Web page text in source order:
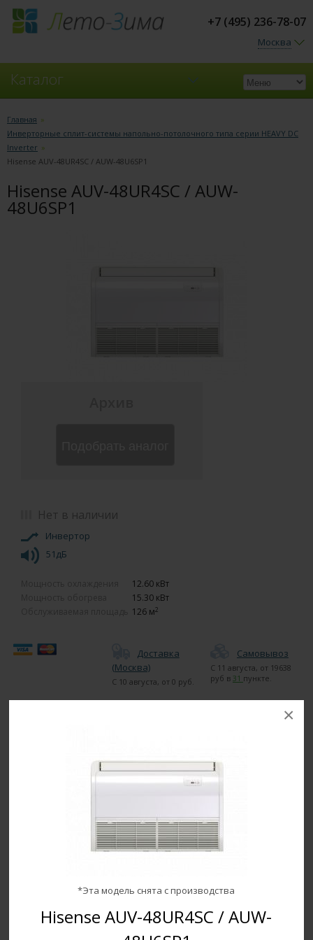
*Эта модель снята с производства
Hisense AUV-48UR4SC / AUW-
×
+7 (495) 236-78-07
Москва
Каталог
Кондиционеры
Вентиляция
Главная »
Инверторные сплит-системы напольно-потолочного типа серии HEAVY DC
Inverter »
Hisense AUV-48UR4SC / AUW-48U6SP1
Hisense AUV-48UR4SC / AUW-
48U6SP1
Нет в наличии
Инвертор
51дБ
12.60 кВт
15.30 кВт
126 м2
Доставка
(Москва)
С 10 августа, от 0 руб.
Самовывоз
С 11 августа, от 19638
руб в 31 пункте.